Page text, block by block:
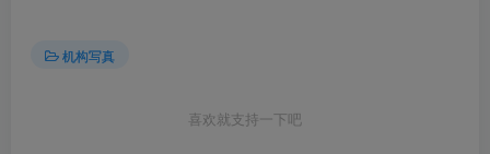
机构写真
喜欢就支持一下吧